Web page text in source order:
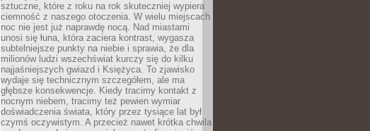
sztuczne, które z roku na rok skuteczniej wypiera
ciemność z naszego otoczenia. W wielu miejscach
noc nie jest już naprawdę nocą. Nad miastami
unosi się łuna, która zaciera kontrast, wygasza
subtelniejsze punkty na niebie i sprawia, że dla
milionów ludzi wszechświat kurczy się do kilku
najjaśniejszych gwiazd i Księżyca. To zjawisko
wydaje się technicznym szczegółem, ale ma
głębsze konsekwencje. Kiedy tracimy kontakt z
nocnym niebem, tracimy też pewien wymiar
doświadczenia świata, który przez tysiące lat był
czymś oczywistym. A przecież nawet krótka chwila